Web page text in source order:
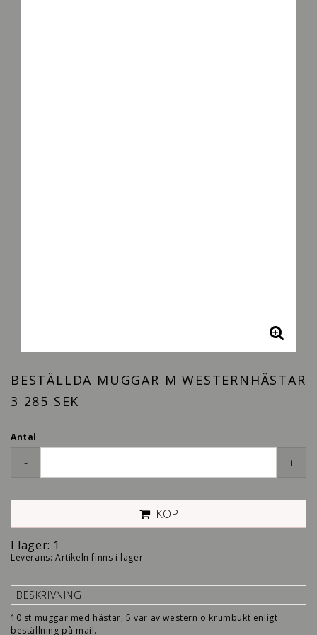
BESTÄLLDA MUGGAR M WESTERNHÄSTAR
3 285 SEK
Antal
- +
KÖP
I lager: 1
Leverans: Artikeln finns i lager
BESKRIVNING
10 st muggar med hästar, 5 var av western o krumbukt enligt
beställning på mail.